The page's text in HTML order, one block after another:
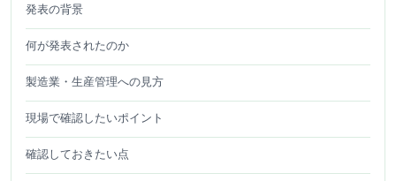
発表の背景
何が発表されたのか
製造業・生産管理への見方
現場で確認したいポイント
確認しておきたい点